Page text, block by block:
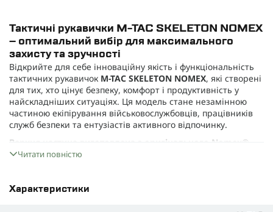
Тактичні рукавички M-TAC SKELETON NOMEX
– оптимальний вибір для максимального
захисту та зручності
Відкрийте для себе інноваційну якість і функціональність
тактичних рукавичок M-TAC SKELETON NOMEX, які створені
для тих, хто цінує безпеку, комфорт і продуктивність у
найскладніших ситуаціях. Ця модель стане незамінною
частиною екіпірування військовослужбовців, працівників
служб безпеки та ентузіастів активного відпочинку.
Верхня частина виготовлена з оригінального Nomex®
від DuPont– вогнестійкого матеріалу, що використовується
екстремальних температур, демонструє виняткову
Читати повністю
Характеристики